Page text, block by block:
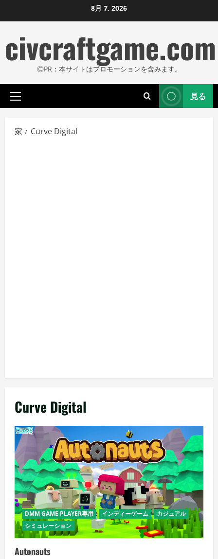
ン
ン
ツ
ス
ッ
8月 7, 2026
civcraftgame.com
◎PR：本サイトはプロモーションを含みます。
プ
イ
マ
見る
家 Curve Digital
Curve Digital
DMM GAME PLAYER専用 インディーゲーム
カジュアル
シミュレーション
Autonauts